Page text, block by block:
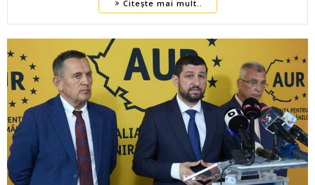
Citește mai mult..